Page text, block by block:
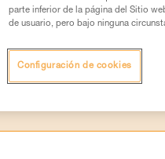
una formación y un
para ejecutar estas
con su actividad.
parte inferior de la página del Sitio
de usuario, pero bajo ninguna
Configuración de cookies